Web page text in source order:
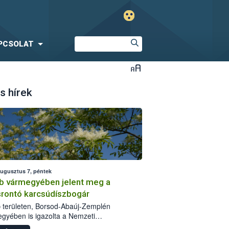
hírek
7, péntek
vármegyében jelent meg a
karcsúdíszbogár
területen, Borsod-Abaúj-Zemplén
is igazolta a Nemzeti
biztonsági Hivatal (Nébih) a